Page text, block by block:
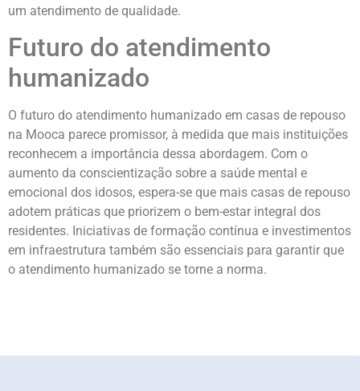
um atendimento de qualidade.
Futuro do atendimento
humanizado
O futuro do atendimento humanizado em casas de repouso
na Mooca parece promissor, à medida que mais instituições
reconhecem a importância dessa abordagem. Com o
aumento da conscientização sobre a saúde mental e
emocional dos idosos, espera-se que mais casas de repouso
adotem práticas que priorizem o bem-estar integral dos
residentes. Iniciativas de formação contínua e investimentos
em infraestrutura também são essenciais para garantir que
o atendimento humanizado se torne a norma.